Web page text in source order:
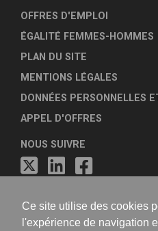
Ce site utilise des cookies
l'expérience de navigation
OFFRES D'EMPLOI
ÉGALITÉ FEMMES-HOMMES
PLAN DU SITE
MENTIONS LÉGALES
DONNÉES PERSONNELLES
APPEL D'OFFRES
NOUS SUIVRE